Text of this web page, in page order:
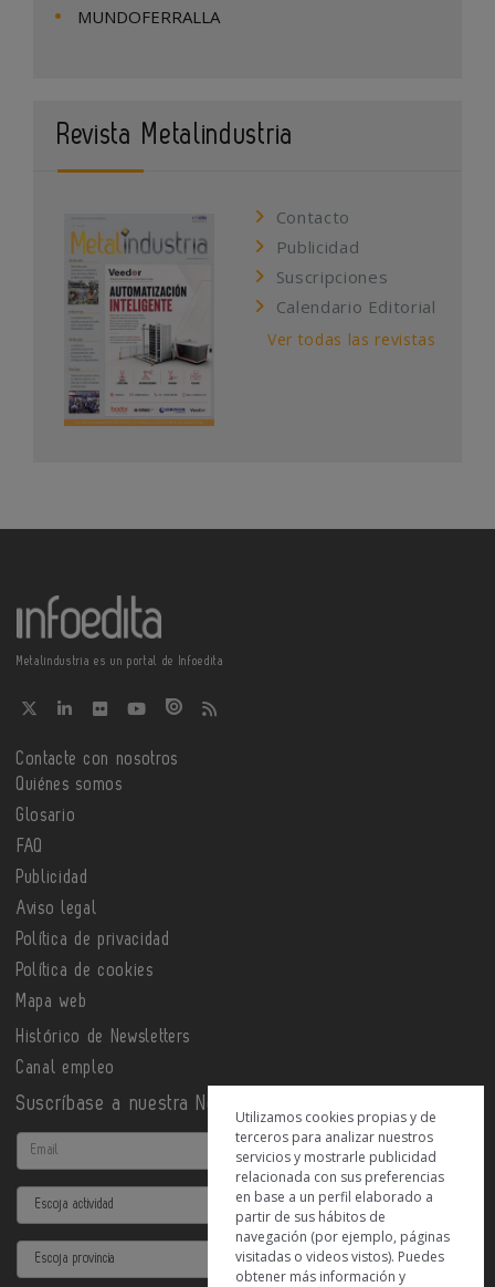
MUNDOFERRALLA
Revista Metalindustria
Contacto
Publicidad
Suscripciones
Calendario Editorial
Ver todas las revistas
Metalindustria es un portal de Infoedita
Contacte con nosotros
Quiénes somos
Glosario
FAQ
Publicidad
Aviso legal
Política de privacidad
Política de cookies
Mapa web
Histórico de Newsletters
Canal empleo
Suscríbase a nuestra Newsletter
Email
Actividad
Provincia
Utilizamos cookies propias y de
terceros para analizar nuestros
servicios y mostrarle publicidad
relacionada con sus preferencias
en base a un perfil elaborado a
partir de sus hábitos de
navegación (por ejemplo, páginas
visitadas o videos vistos). Puedes
obtener más información y